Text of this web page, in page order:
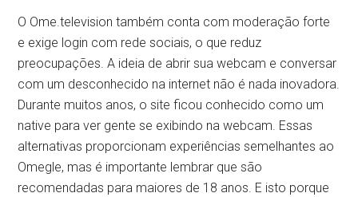
O Ome.television também conta com moderação forte
e exige login com rede sociais, o que reduz
preocupações. A ideia de abrir sua webcam e conversar
com um desconhecido na internet não é nada inovadora.
Durante muitos anos, o site ficou conhecido como um
native para ver gente se exibindo na webcam. Essas
alternativas proporcionam experiências semelhantes ao
Omegle, mas é importante lembrar que são
recomendadas para maiores de 18 anos. E isto porque